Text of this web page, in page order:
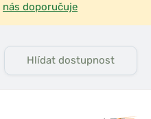
nás doporučuje
Hlídat dostupnost